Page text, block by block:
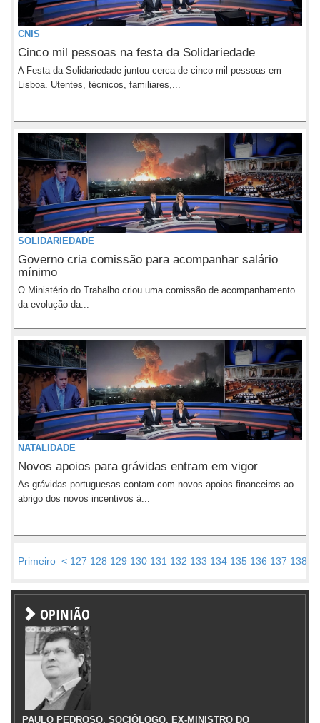
CNIS
Cinco mil pessoas na festa da Solidariedade
A Festa da Solidariedade juntou cerca de cinco mil pessoas em
Lisboa. Utentes, técnicos, familiares,...
SOLIDARIEDADE
Governo cria comissão para acompanhar salário
mínimo
O Ministério do Trabalho criou uma comissão de acompanhamento
da evolução da...
NATALIDADE
Novos apoios para grávidas entram em vigor
As grávidas portuguesas contam com novos apoios financeiros ao
abrigo dos novos incentivos à...
Primeiro < 127 128 129 130 131 132 133 134 135 136 137 138
OPINIÃO
PAULO PEDROSO, SOCIÓLOGO, EX-MINISTRO DO